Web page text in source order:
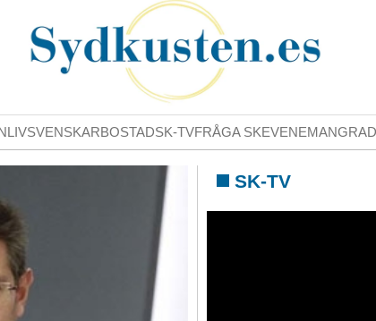
SVENSKARBOSTADSK-TVFRÅGA SKEVENEMANG
SK-TV